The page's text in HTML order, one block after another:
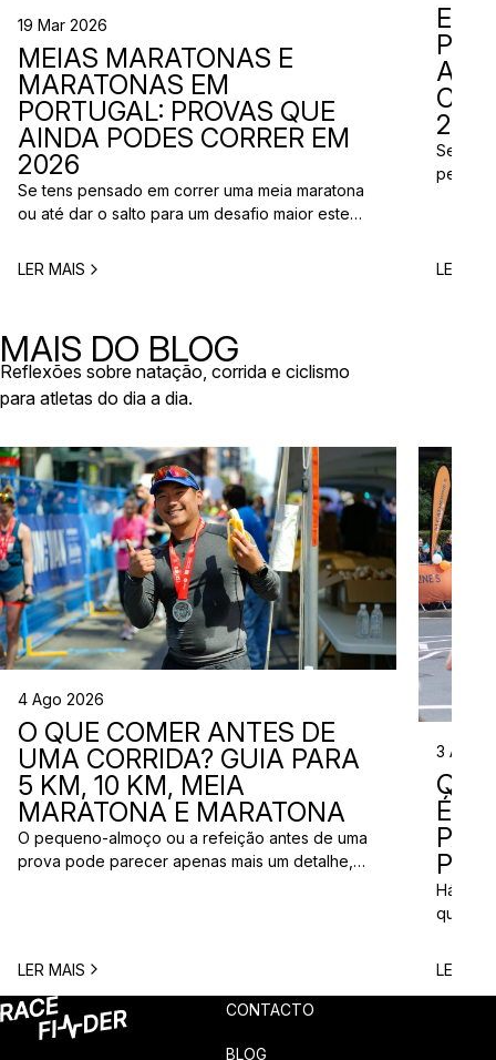
19 Mar 2026
MEIAS MARATONAS E
MARATONAS EM
PORTUGAL: PROVAS QUE
AINDA PODES CORRER EM
2026
Se tens pensado em correr uma meia maratona
ou até dar o salto para um desafio maior este
planear. Entre a primavera e o verão, o
LER MAIS
Se
perto
LER
MAIS DO BLOG
Reflexões sobre natação, corrida e ciclismo
para atletas do dia a dia.
4 Ago 2026
O QUE COMER ANTES DE
UMA CORRIDA? GUIA PARA
5 KM, 10 KM, MEIA
MARATONA E MARATONA
O pequeno-almoço ou a refeição antes de uma
prova pode parecer apenas mais um detalhe,
corredores: o que comer antes de uma corrida?
A […]
LER MAIS
3 Ago
ÉS?
Há
quem
para
LER
CONTACTO
BLOG